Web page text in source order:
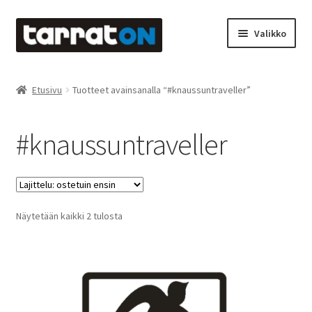
Siirry
navigointiin
Siirry
sisältöön
Valikko
Laserleikkaus & -kaiverrus
Mainosteippaukset & teippausten poisto
Muovitarrat & tulostetut tarrat
Etusivu Tuotteet avainsanalla “#knaussuntraveller”
#knaussuntraveller
Näytetään kaikki 2 tulostaSuosituimmat